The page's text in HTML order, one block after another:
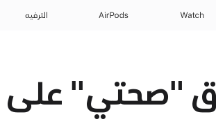
Watch
AirPods الترفيه